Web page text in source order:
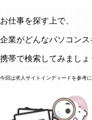
お仕事を探す上で、
企業がどんなパソコン
携帯で検索してみましょ
今回は求人サイトインディードを参考に